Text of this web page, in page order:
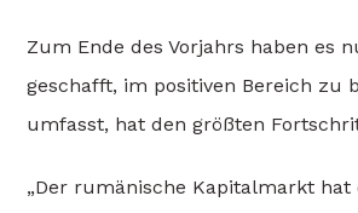
Zum Ende des Vorjahrs haben es
geschafft, im positiven Bereich zu
umfasst, hat den größten
„Der rumänische Kapitalmarkt hat